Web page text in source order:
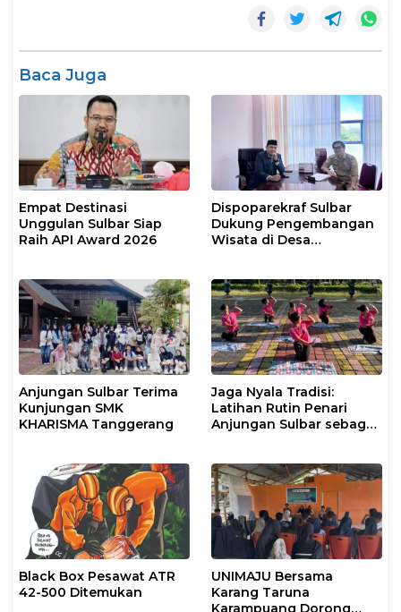
Baca Juga
Empat Destinasi
Unggulan Sulbar Siap
Raih API Award 2026
Dispoparekraf Sulbar
Dukung Pengembangan
Wisata di Desa
Anjungan Sulbar Terima
Kunjungan SMK
KHARISMA Tanggerang
Jaga Nyala Tradisi:
Latihan Rutin Penari
Anjungan Sulbar sebagai
Black Box Pesawat ATR
42-500 Ditemukan
UNIMAJU Bersama
Karang Taruna
Karampuang Dorong